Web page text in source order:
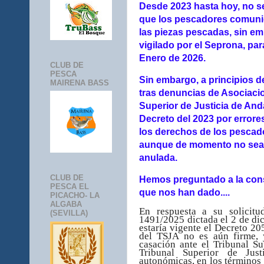
Desde 2023 hasta hoy, no
que los pescadores
las piezas pescadas, sin
vigilado por el Seprona,
Enero de 2026.
Sin embargo, a principios
tras denuncias de
Superior de Justicia de
Decreto del 2023 por
los derechos de los
aunque de momento no
anulada.
Hemos preguntado a la
que nos han dado....
En respuesta a su
1491/2025 dictada el 2 de
estaría vigente el Decreto
del TSJA no es aún firme,
casación ante el Tribunal
Tribunal Superior de
autonómicas, en los
CLUB DE
PESCA
MAIRENA BASS
CLUB DE
PESCA EL
PICACHO- LA
ALGABA
(SEVILLA)